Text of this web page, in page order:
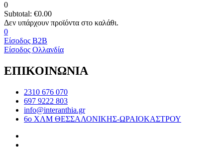
0
Subtotal: €0.00
0
Είσοδος B2B
Είσοδος Ολλανδία
ΕΠΙΚΟΙΝΩΝΙΑ
2310 676 070
697 9222 803
info@interanthia.gr
6ο ΧΛΜ ΘΕΣΣΑΛΟΝΙΚΗΣ-ΩΡΑΙΟΚΑΣΤΡΟΥ